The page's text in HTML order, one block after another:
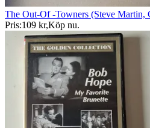
The Out-Of -Towners (Steve Martin,
Pris:109 kr,Köp nu.